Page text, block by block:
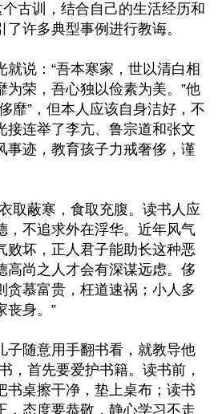
个古训，结合自己的生活经历和
许多典型事例进行教诲。
就说：“吾本寒家，世以清白相
荣，吾心独以俭素为美。”他
靡”，但本人应该自身洁好，不
接连举了李亢、鲁宗道和张文
事迹，教育孩子力戒奢侈，谨
取蔽寒，食取充腹。读书人应
，不追求外在浮华。近年风气
败坏，正人君子能助长这种恶
高尚之人才会有深谋远虑。侈
贪慕富贵，枉道速祸；小人多
丧身。”
子随意用手翻书看，就教导他
，首先要爱护书籍。读书前，
书桌擦干净，垫上桌布；读书
，态度要恭敬，静心学习不走